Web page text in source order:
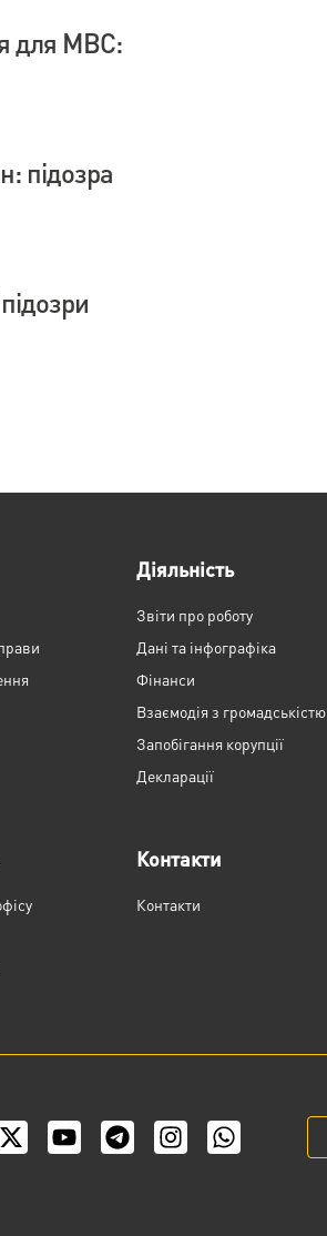
для МВС:
підозра
Діяльність
Звіти про роботу
Дані та інфографіка
Фінанси
Взаємодія з громадськістю
Запобігання корупції
Декларації
Контакти
Контакти